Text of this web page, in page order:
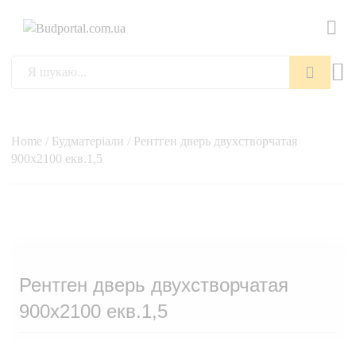
Home / Будматеріали / Рентген дверь двухстворчатая
900х2100 екв.1,5
Рентген дверь двухстворчатая
900х2100 екв.1,5